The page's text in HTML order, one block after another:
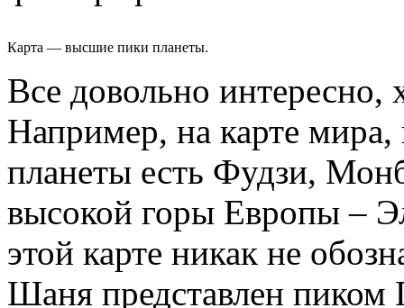
Карта — высшие пики планеты.
Все довольно интересно,
Например, на карте
планеты есть Фудзи,
высокой горы Европы –
этой карте никак не
Шаня представлен